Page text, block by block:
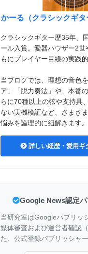
かーる（クラシックギタ
クラシックギター歴35年、
ール入賞。愛器ハウザー2世
もにプレイヤー目線の実践
当ブログでは、理想の音色
ア」「脱力奏法」や、本番
らに70種以上の弦や支持具
ない実機検証など、さまざ
悩みを論理的に紐解きます。
詳しい経歴・愛用ギ
Google News認定
当研究室はGoogleパブリッ
媒体審査および運営者確認
た、公式登録パブリッシャー